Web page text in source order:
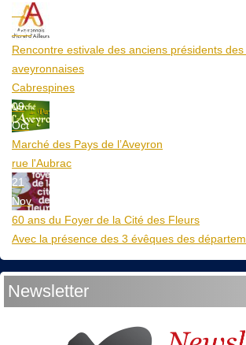
25
Aoû
Rencontre estivale des anciens présidents
aveyronnaises
Cabrespines
09
Oct
Marché des Pays de l’Aveyron
rue l'Aubrac
21
Nov
60 ans du Foyer de la Cité des Fleurs
Avec la présence des 3 évêques des
Newsletter